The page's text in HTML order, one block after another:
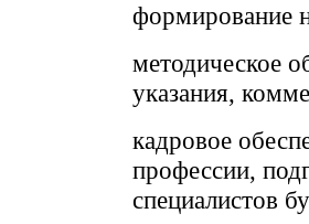
формирование
методическое
указания,
кадровое
профессии,
специалистов